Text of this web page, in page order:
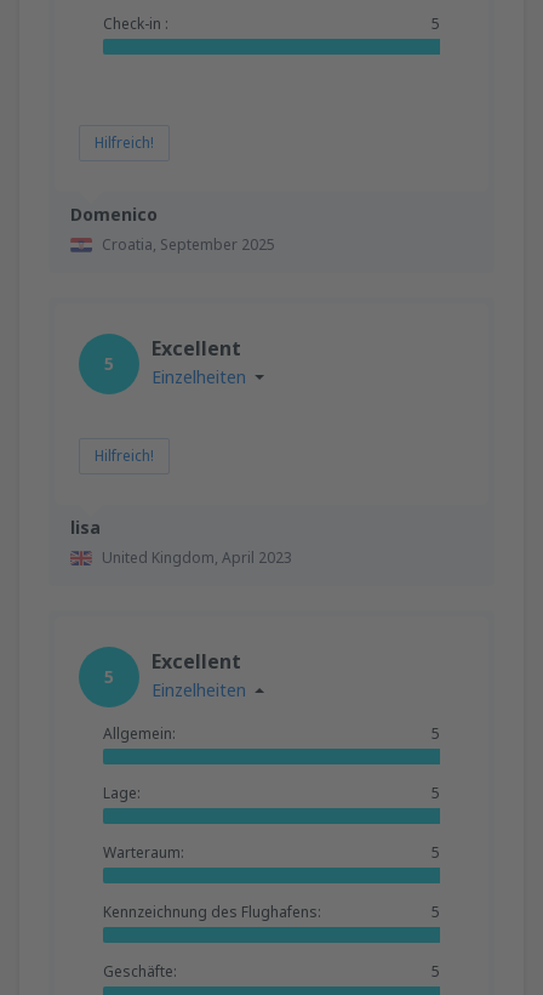
Domenico
Croatia, September 2025
Check-in : 5
Hilfreich!
lisa
United Kingdom, April 2023
5
Excellent
Einzelheiten
Hilfreich!
5
Excellent
Einzelheiten
Allgemein: 5
Lage: 5
Warteraum: 5
Kennzeichnung des Flughafens: 5
Geschäfte: 5